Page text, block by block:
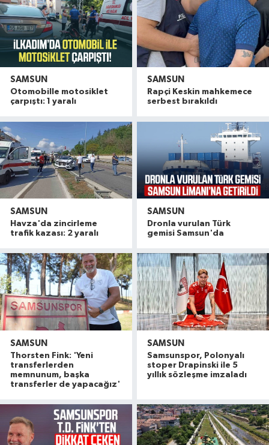
SAMSUN
Otomobille motosiklet
çarpıştı: 1 yaralı
SAMSUN
Rapçi Keskin mahkemece
serbest bırakıldı
SAMSUN
Havza'da zincirleme
trafik kazası: 2 yaralı
SAMSUN
Dronla vurulan Türk
gemisi Samsun'da
SAMSUN
Thorsten Fink: 'Yeni
transferlerden
memnunum, başka
transferler de yapacağız'
SAMSUN
Samsunspor, Polonyalı
stoper Drapinski ile 5
yıllık sözleşme imzaladı